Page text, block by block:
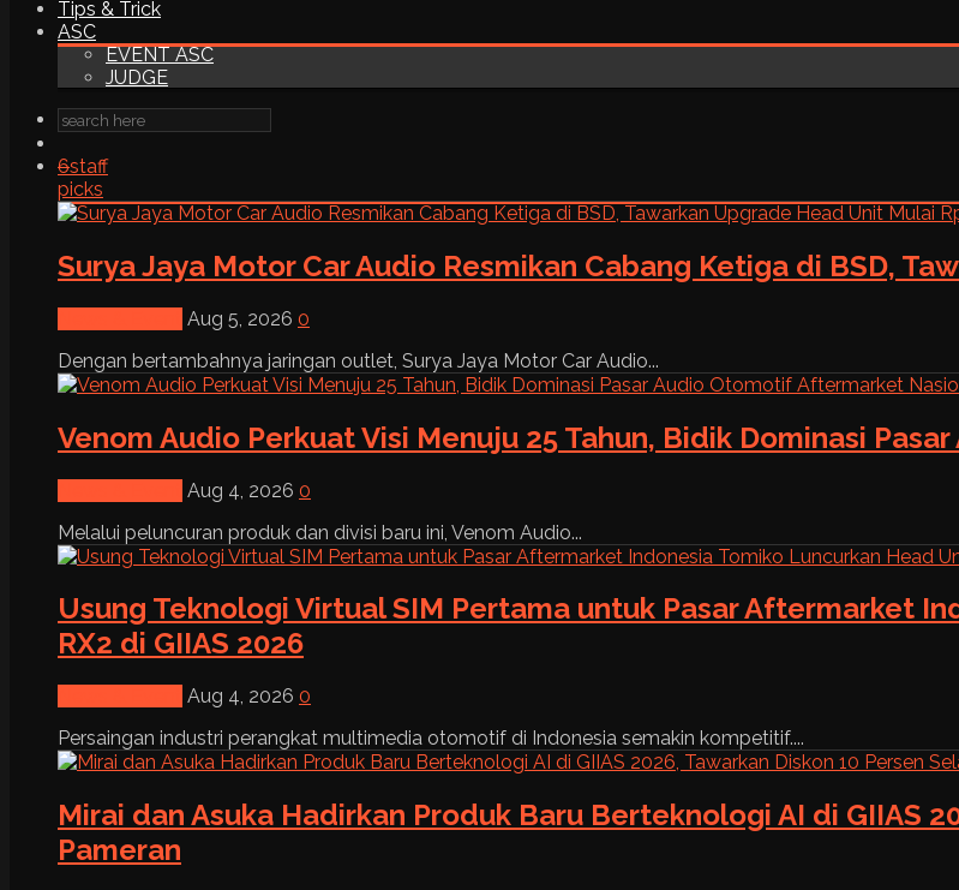
Tips & Trick
ASC
EVENT ASC
JUDGE
6staff
picks
Surya Jaya Motor Car Audio Resmikan Cabang Ketiga di BSD,
Aug 5, 2026 0
Dengan bertambahnya jaringan outlet, Surya Jaya Motor Car Audio...
Venom Audio Perkuat Visi Menuju 25 Tahun, Bidik Dominasi
Aug 4, 2026 0
Melalui peluncuran produk dan divisi baru ini, Venom Audio...
Usung Teknologi Virtual SIM Pertama untuk Pasar Aftermarket
RX2 di GIIAS 2026
Aug 4, 2026 0
Persaingan industri perangkat multimedia otomotif di Indonesia semakin kompetitif....
Mirai dan Asuka Hadirkan Produk Baru Berteknologi AI di GIIAS
Pameran